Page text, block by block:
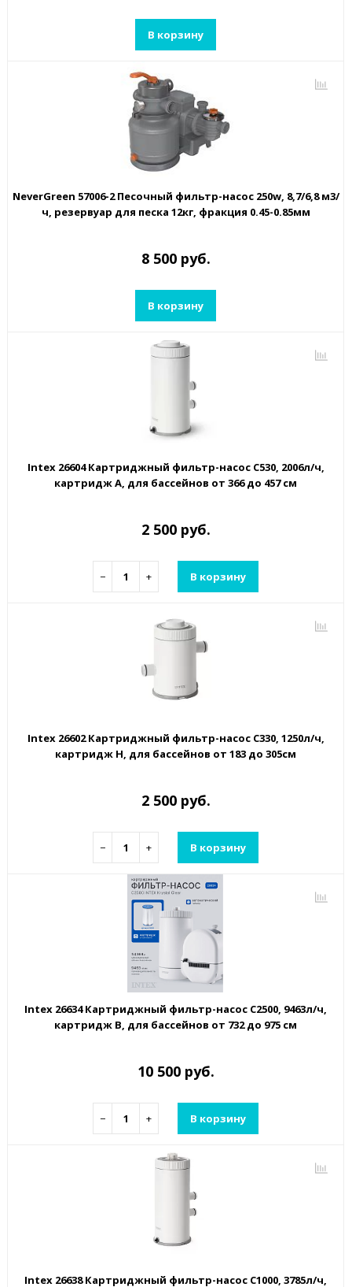
В корзину
NeverGreen 57006-2 Песочный фильтр-насос 250w, 8,7/6,8 м3/
ч, резервуар для песка 12кг, фракция 0.45-0.85мм
8 500 руб.
В корзину
Intex 26604 Картриджный фильтр-насос C530, 2006л/ч,
картридж А, для бассейнов от 366 до 457 см
2 500 руб.
− + В корзину
Intex 26602 Картриджный фильтр-насос C330, 1250л/ч,
картридж H, для бассейнов от 183 до 305см
2 500 руб.
− + В корзину
Intex 26634 Картриджный фильтр-насос C2500, 9463л/ч,
картридж B, для бассейнов от 732 до 975 см
10 500 руб.
− + В корзину
Intex 26638 Картриджный фильтр-насос C1000, 3785л/ч,